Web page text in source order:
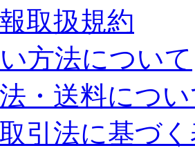
取扱規約
方法について
・送料につ
引法に基づ